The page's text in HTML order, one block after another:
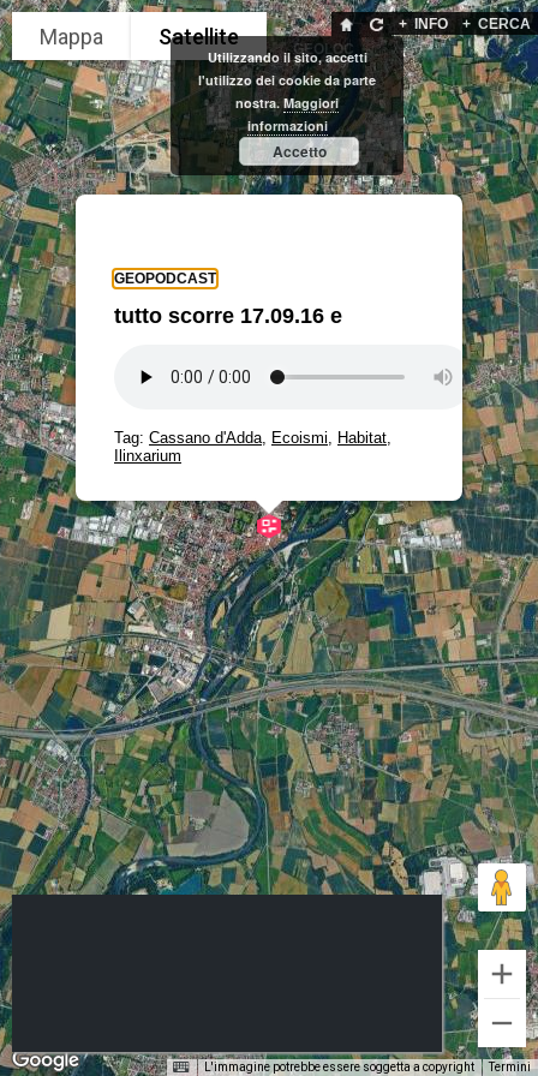
+ CERCA
+ INFO
GEOLOC
Utilizzando il sito, accetti
l'utilizzo dei cookie da parte
nostra. Maggiori
informazioni
Accetto